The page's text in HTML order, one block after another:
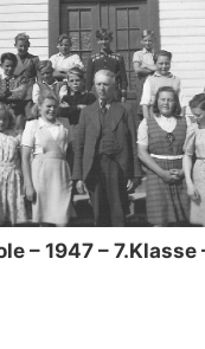
– 1947 – 7.Klasse